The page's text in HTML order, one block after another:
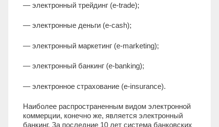
— электронный трейдинг (e-trade);
— электронные деньги (e-cash);
— электронный маркетинг (e-marketing);
— электронный банкинг (e-banking);
— электронное страхование (e-insurance).
Наиболее распространенным видом электронной
коммерции, конечно же, является электронный
банкинг. За последние 10 лет система банковских